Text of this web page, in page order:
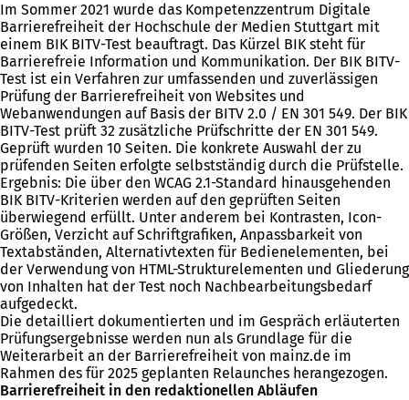
Im Sommer 2021 wurde das Kompetenzzentrum Digitale
Barrierefreiheit der Hochschule der Medien Stuttgart mit
einem BIK BITV-Test beauftragt. Das Kürzel BIK steht für
Barrierefreie Information und Kommunikation. Der BIK BITV-
Test ist ein Verfahren zur umfassenden und zuverlässigen
Prüfung der Barrierefreiheit von Websites und
Webanwendungen auf Basis der BITV 2.0 / EN 301 549. Der BIK
BITV-Test prüft 32 zusätzliche Prüfschritte der EN 301 549.
Geprüft wurden 10 Seiten. Die konkrete Auswahl der zu
prüfenden Seiten erfolgte selbstständig durch die Prüfstelle.
Ergebnis: Die über den WCAG 2.1-Standard hinausgehenden
BIK BITV-Kriterien werden auf den geprüften Seiten
überwiegend erfüllt. Unter anderem bei Kontrasten, Icon-
Größen, Verzicht auf Schriftgrafiken, Anpassbarkeit von
Textabständen, Alternativtexten für Bedienelementen, bei
der Verwendung von HTML-Strukturelementen und Gliederung
von Inhalten hat der Test noch Nachbearbeitungsbedarf
aufgedeckt.
Die detailliert dokumentierten und im Gespräch erläuterten
Prüfungsergebnisse werden nun als Grundlage für die
Weiterarbeit an der Barrierefreiheit von mainz.de im
Rahmen des für 2025 geplanten Relaunches herangezogen.
Barrierefreiheit in den redaktionellen Abläufen